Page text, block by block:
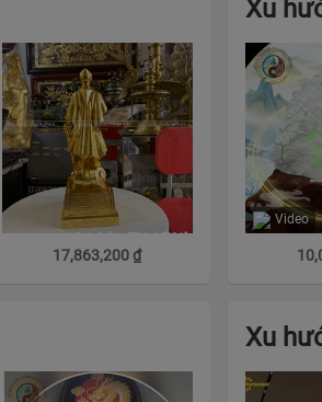
17,863,200₫
Xu
Video
Xu